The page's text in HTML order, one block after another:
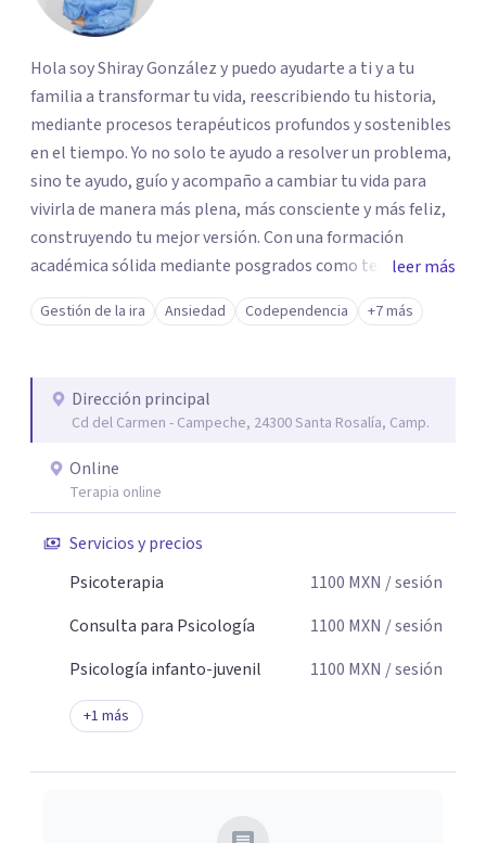
Hola soy Shiray González y puedo ayudarte a ti y a tu
familia a transformar tu vida, reescribiendo tu historia,
mediante procesos terapéuticos profundos y sostenibles
en el tiempo. Yo no solo te ayudo a resolver un problema,
sino te ayudo, guío y acompaño a cambiar tu vida para
vivirla de manera más plena, más consciente y más feliz,
construyendo tu mejor versión. Con una formación
académica sólida mediante posgrados como terapeuta
breve, familiar e infantil, así como con respaldo
profesional y experiencia clínica de más de 26 años y
auténtica y comunicación clara y directa para darte
seguridad emocional y una dirección firme de tu proceso
de cambio.
leer más
Gestión de la ira Ansiedad Codependencia +7 más
Dirección principal
Cd del Carmen - Campeche, 24300 Santa Rosalía, Camp.
Online
Terapia online
Servicios y precios
Psicoterapia
1100 MXN / sesión
Consulta para Psicología
1100 MXN / sesión
Psicología infanto-juvenil
1100 MXN / sesión
+1 más